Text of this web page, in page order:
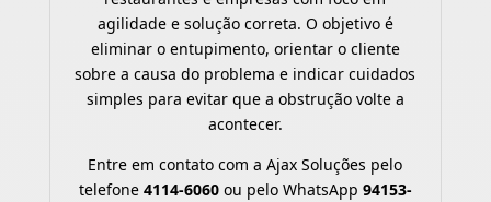
agilidade e solução correta. O objetivo é
eliminar o entupimento, orientar o cliente
sobre a causa do problema e indicar cuidados
simples para evitar que a obstrução volte a
acontecer.
Entre em contato com a Ajax Soluções pelo
telefone 4114-6060ou pelo WhatsApp 94153-